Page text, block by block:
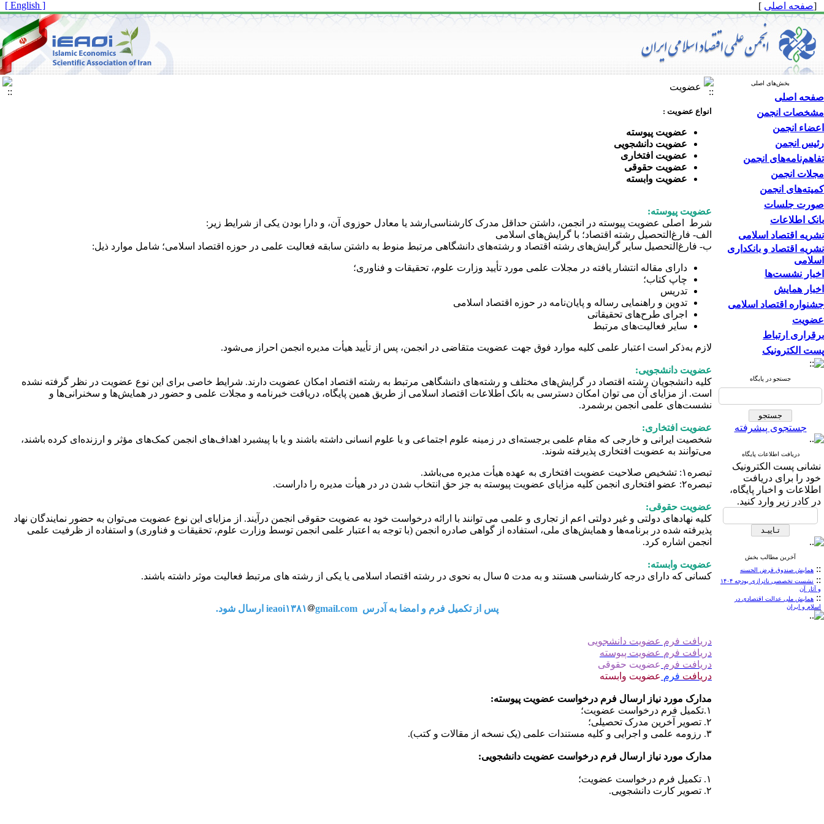
[صفحه اصلی ]
[ English ]
بخش‌های اصلی
صفحه اصلی
مشخصات انجمن
اعضاء انجمن
رئیس انجمن
تفاهم‌نامه‌های انجمن
مجلات انجمن
کمیته‌های انجمن
صورت جلسات
بانک اطلاعات
نشریه اقتصاد اسلامی
نشریه اقتصاد و بانکداری
اسلامی
اخبار نشست‌ها
اخبار همایش
جشنواره اقتصاد اسلامی
عضویت
برقراری ارتباط
پست الکترونیک
جستجو در پایگاه
جستجوی پیشرفته
دریافت اطلاعات پایگاه
نشانی پست الکترونیک
خود را برای دریافت
اطلاعات و اخبار پایگاه،
در کادر زیر وارد کنید.
آخرین مطالب بخش
:: همایش صندوق قرض الحسنه
::
نشست تخصصی ناترازی بودجه ۱۴۰۴
و آثار آن
:: همایش ملی عدالت اقتصادی در
اسلام و ایران
عضویت
انواع عضویت :
عضویت پیوسته
عضویت دانشجویی
عضویت افتخاری
عضویت حقوقی
عضویت وابسته
عضویت پیوسته:
شرط اصلی عضویت پیوسته در انجمن، داشتن حداقل مدرک کارشناسی‌ارشد یا معادل حوزوی آن، و دارا بودن یکی از شرایط زیر:
الف- فارغ‌التحصیل رشته اقتصاد؛ با گرایش‌های اسلامی
ب- فارغ‌التحصیل سایر گرایش‌های رشته اقتصاد و رشته‌های دانشگاهی مرتبط منوط به داشتن سابقه فعالیت علمی در حوزه اقتصاد اسلامی؛ شامل موارد ذیل:
دارای مقاله انتشار یافته در مجلات علمی مورد تأیید وزارت علوم، تحقیقات و فناوری؛
چاپ کتاب؛
تدریس
تدوین و راهنمایی رساله و پایان‌نامه در حوزه اقتصاد اسلامی
اجرای طرح‌های تحقیقاتی
سایر فعالیت‌های مرتبط
لازم به‌ذکر است اعتبار علمی کلیه موارد فوق جهت عضویت متقاضی در انجمن، پس از تأیید هیأت مدیره انجمن احراز می‌شود.
عضویت دانشجویی:
کلیه دانشجویان رشته اقتصاد در گرایش‌های مختلف و رشته‌های دانشگاهی مرتبط به رشته اقتصاد امکان عضویت دارند. شرایط خاصی برای این نوع عضویت در نظر گرفته نشده
است. از مزایای آن می توان امکان دسترسی به بانک اطلاعات اقتصاد اسلامی از طریق همین پایگاه، دریافت خبرنامه و مجلات علمی و حضور در همایش‌ها و سخنرانی‌ها و
نشست‌های علمی انجمن برشمرد.
عضویت افتخاری:
شخصیت ایرانی و خارجی که مقام علمی برجسته‌ای در زمینه علوم اجتماعی و یا علوم انسانی داشته باشند و یا با پیشبرد اهداف‌های انجمن کمک‌های مؤثر و ارزنده‌ای کرده باشند،
می‌توانند به عضویت افتخاری پذیرفته شوند.
تبصره۱: تشخیص صلاحیت عضویت افتخاری به عهده هیأت مدیره می‌باشد.
تبصره۲: عضو افتخاری انجمن کلیه مزایای عضویت پیوسته به جز حق انتخاب شدن در در هیأت مدیره را داراست.
عضویت حقوقی:
کلیه نهادهای دولتی و غیر دولتی اعم از تجاری و علمی می توانند با ارائه درخواست خود به عضویت حقوقی انجمن درآیند. از مزایای این نوع عضویت می‌توان به حضور نمایندگان نهاد
پذیرفته شده در برنامه‌ها و همایش‌های ملی، استفاده از گواهی صادره انجمن (با توجه به اعتبار علمی انجمن توسط وزارت علوم، تحقیقات و فناوری) و استفاده از ظرفیت علمی
انجمن اشاره کرد.
عضویت وابسته:
کسانی که دارای درجه کارشناسی هستند و به مدت ۵ سال به نحوی در رشته اقتصاد اسلامی یا یکی از رشته های مرتبط فعالیت موثر داشته باشند.
پس از تکمیل فرم و امضا به آدرس ieaoi۱۳۸۱gmail.com ارسال شود.
دریافت فرم عضویت دانشجویی
دریافت فرم عضویت پیوسته
دریافت فرم عضویت حقوقی
دریافت فرم عضویت وابسته
مدارک مورد نیاز ارسال فرم درخواست عضویت پیوسته:
۱.تکمیل فرم درخواست عضویت؛
۲. تصویر آخرین مدرک تحصیلی؛
۳. رزومه علمی و اجرایی و کلیه مستندات علمی (یک نسخه از مقالات و کتب).
مدارک مورد نیاز ارسال فرم درخواست عضویت دانشجویی:
۱. تکمیل فرم درخواست عضویت؛
۲. تصویر کارت دانشجویی.